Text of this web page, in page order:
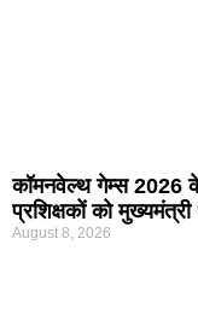
कॉमनवेल्थ गेम्स 2026
प्रशिक्षकों को मुख्यमंत्री
August 8, 2026